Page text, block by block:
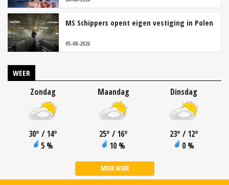
MS Schippers opent eigen vestiging in Polen
05-08-2026
WEER
Zondag
30° / 14°
5 %
Maandag
25° / 16°
10 %
Dinsdag
23° / 12°
0 %
MEER WEER